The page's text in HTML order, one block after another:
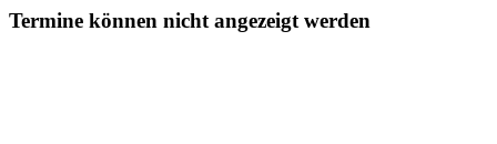
Termine können nicht angezeigt werden